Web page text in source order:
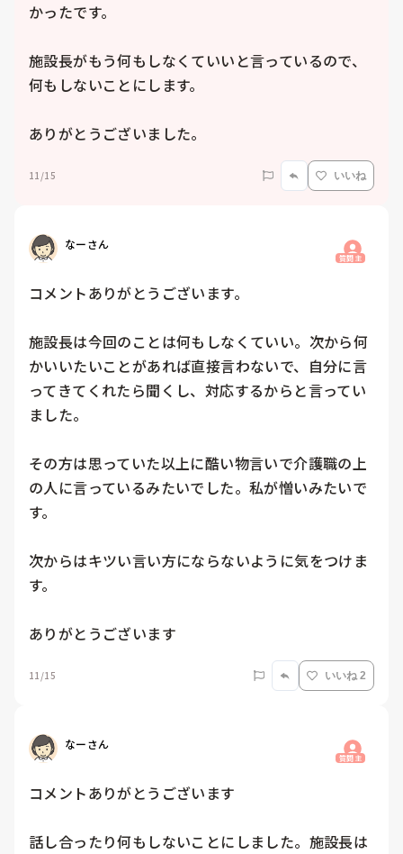
かったです。
施設長がもう何もしなくていいと言っているので、
何もしないことにします。
ありがとうございました。
11/15 いいね
なーさん
質問主
コメントありがとうございます。
施設長は今回のことは何もしなくていい。次から何
かいいたいことがあれば直接言わないで、自分に言
ってきてくれたら聞くし、対応するからと言ってい
ました。
その方は思っていた以上に酷い物言いで介護職の上
の人に言っているみたいでした。私が憎いみたいで
す。
次からはキツい言い方にならないように気をつけま
す。
ありがとうございます
11/15 いいね 2
なーさん
質問主
コメントありがとうございます
話し合ったり何もしないことにしました。施設長は